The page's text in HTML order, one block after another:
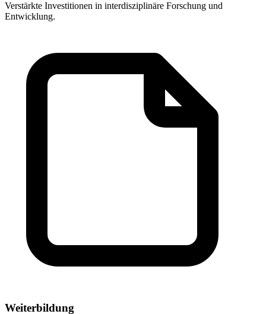
Verstärkte Investitionen in interdisziplinäre Forschung und
Entwicklung.
Weiterbildung